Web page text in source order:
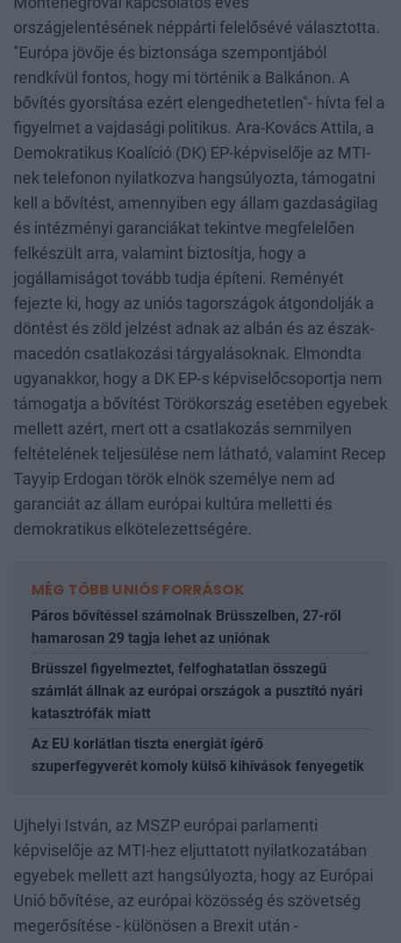
országjelentésének néppárti felelősévé választotta.
"Európa jövője és biztonsága szempontjából
rendkívül fontos, hogy mi történik a Balkánon. A
bővítés gyorsítása ezért elengedhetetlen"- hívta fel a
figyelmet a vajdasági politikus. Ara-Kovács Attila, a
Demokratikus Koalíció (DK) EP-képviselője az MTI-
nek telefonon nyilatkozva hangsúlyozta, támogatni
kell a bővítést, amennyiben egy állam gazdaságilag
és intézményi garanciákat tekintve megfelelően
felkészült arra, valamint biztosítja, hogy a
jogállamiságot tovább tudja építeni. Reményét
fejezte ki, hogy az uniós tagországok átgondolják a
döntést és zöld jelzést adnak az albán és az észak-
macedón csatlakozási tárgyalásoknak. Elmondta
ugyanakkor, hogy a DK EP-s képviselőcsoportja nem
támogatja a bővítést Törökország esetében egyebek
mellett azért, mert ott a csatlakozás semmilyen
feltételének teljesülése nem látható, valamint Recep
Tayyip Erdogan török elnök személye nem ad
garanciát az állam európai kultúra melletti és
demokratikus elkötelezettségére.
MÉG TÖBB UNIÓS FORRÁSOK
Páros bővítéssel számolnak Brüsszelben, 27-ről
hamarosan 29 tagja lehet az uniónak
Brüsszel figyelmeztet, felfoghatatlan összegű
számlát állnak az európai országok a pusztító nyári
katasztrófák miatt
Az EU korlátlan tiszta energiát ígérő
szuperfegyverét komoly külső kihívások fenyegetik
Ujhelyi István, az MSZP európai parlamenti
képviselője az MTI-hez eljuttatott nyilatkozatában
egyebek mellett azt hangsúlyozta, hogy az Európai
Unió bővítése, az európai közösség és szövetség
megerősítése - különösen a Brexit után -